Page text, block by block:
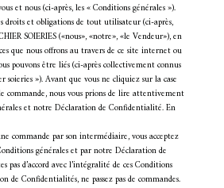
et nous (ci-après, les « Conditions générales »).
droits et obligations de tout utilisateur (ci-après,
SOIERIES («nous», «notre», «le Vendeur»), en
que nous offrons au travers de ce site internet ou
pouvons être liés (ci-après collectivement connus
soieries »). Avant que vous ne cliquiez sur la case
commande, nous vous prions de lire attentivement
et notre Déclaration de Confidentialité. En
commande par son intermédiaire, vous acceptez
générales et par notre Déclaration de
pas d’accord avec l’intégralité de ces Conditions
de Confidentialités, ne passez pas de commandes.